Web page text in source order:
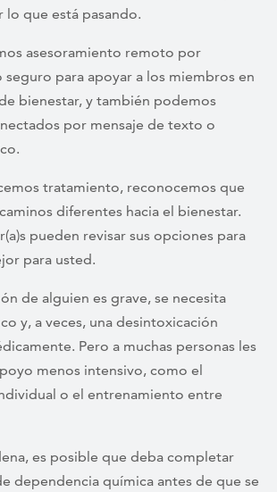
que está pasando.
asesoramiento remoto por
para apoyar a los miembros en
bienestar, y también podemos
por mensaje de texto o
tratamiento, reconocemos que
diferentes hacia el bienestar.
pueden revisar sus opciones para
para usted.
de alguien es grave, se necesita
y, a veces, una desintoxicación
Pero a muchas personas les
menos intensivo, como el
o el entrenamiento entre
es posible que deba completar
dependencia química antes de que se